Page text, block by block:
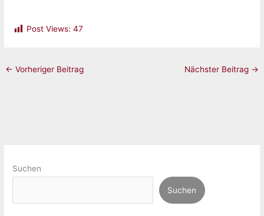
Post Views: 47
← Vorheriger Beitrag Nächster Beitrag →
Suchen
Suchen